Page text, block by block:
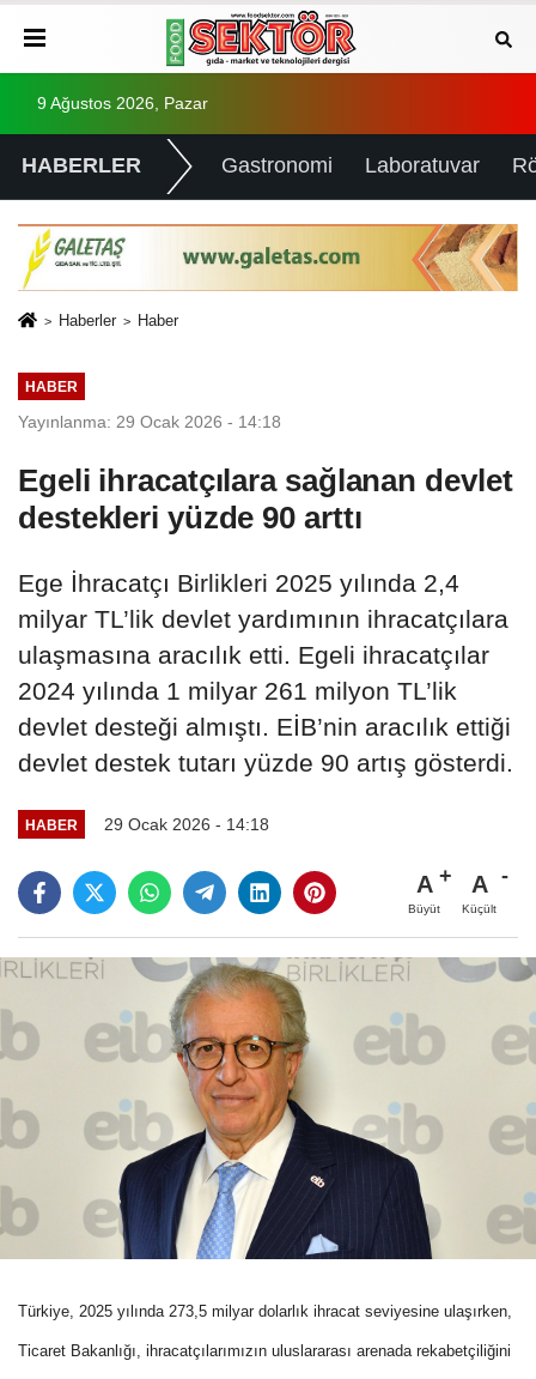
9 Ağustos 2026, Pazar
HABERLER Gastronomi Laboratuvar
Haberler Haber
HABER
Yayınlanma: 29 Ocak 2026 - 14:18
Egeli ihracatçılara sağlanan devlet
destekleri yüzde 90 arttı
Ege İhracatçı Birlikleri 2025 yılında 2,4
milyar TL’lik devlet yardımının ihracatçılara
ulaşmasına aracılık etti. Egeli ihracatçılar
2024 yılında 1 milyar 261 milyon TL’lik
devlet desteği almıştı. EİB’nin aracılık ettiği
devlet destek tutarı yüzde 90 artış gösterdi.
HABER 29 Ocak 2026 - 14:18
A
Büyüt
A
Küçült
Türkiye, 2025 yılında 273,5 milyar dolarlık ihracat seviyesine ulaşırken,
Ticaret Bakanlığı, ihracatçılarımızın uluslararası arenada rekabetçiliğini